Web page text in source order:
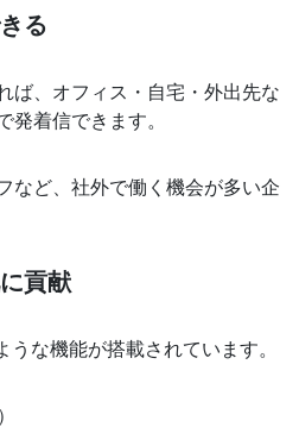
る
ば、オフィス・自宅・外出先な
発着信できます。
など、社外で働く機会が多い企
貢献
な機能が搭載されています。